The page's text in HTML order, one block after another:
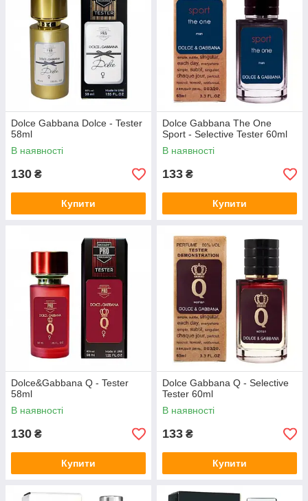
Dolce Gabbana Dolce - Tester
58ml
В наявності
130 ₴
Купити
Dolce Gabbana The One
Sport - Selective Tester 60ml
В наявності
133 ₴
Купити
Dolce&Gabbana Q - Tester
58ml
В наявності
130 ₴
Купити
Dolce Gabbana Q - Selective
Tester 60ml
В наявності
133 ₴
Купити